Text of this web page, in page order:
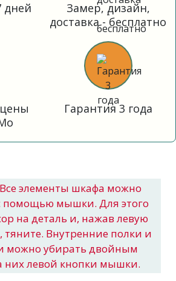
дней
Замер, дизайн,
доставка - бесплатно
Гарантия 3 года
элементы шкафа можно
помощью мышки. Для этого
на деталь и, нажав левую
Внутренние полки и
можно убирать двойным
них левой кнопки мышки.